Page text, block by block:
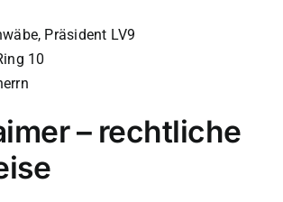
Präsident LV9
10
– rechtliche